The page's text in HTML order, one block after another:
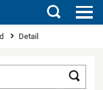
Suchen
Detail